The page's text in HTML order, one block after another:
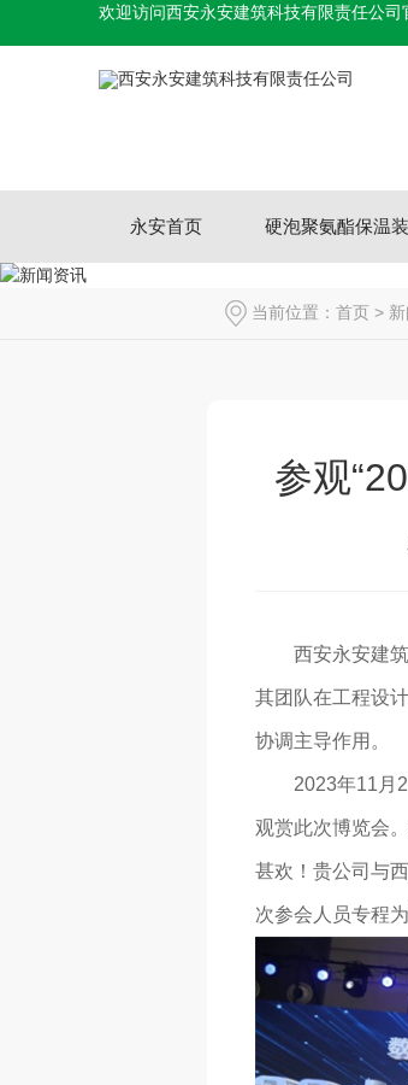
欢迎访问西安永安建筑科技有限责任公司
永安首页 硬泡聚氨酯保温
当前位置： 首页 >
参观
西安永安建
其团队在工程设
协调主导作用。
2023年11月
观赏此次博览会
甚欢！贵公司与
次参会人员专程